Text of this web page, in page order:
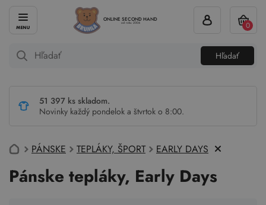
ONLINE SECOND HAND
od roku 2004
Hľadať
0
51 397 ks skladom.
Novinky každý pondelok a štvrtok o 8:00.
PÁNSKE TEPLÁKY, ŠPORT EARLY DAYS
Pánske tepláky, Early Days